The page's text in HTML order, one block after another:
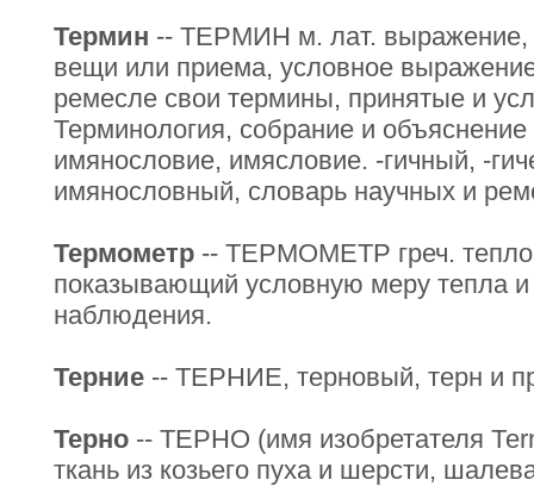
Термин -- ТЕРМИН м. лат. выражение,
вещи или приема, условное
ремесле свои термины, принятые и
Терминология, собрание и объяснение
имянословие, имясловие. -гичный, -
имянословный, словарь научных и
Термометр -- ТЕРМОМЕТР греч.
показывающий условную меру тепла и
наблюдения.
Терние -- ТЕРНИЕ, терновый, терн и
Терно -- ТЕРНО (имя изобретателя
ткань из козьего пуха и шерсти,